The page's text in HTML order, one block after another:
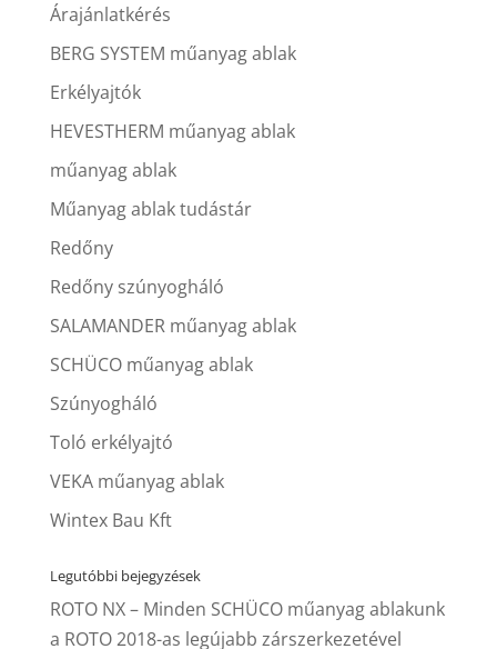
Árajánlatkérés
BERG SYSTEM műanyag ablak
Erkélyajtók
HEVESTHERM műanyag ablak
műanyag ablak
Műanyag ablak tudástár
Redőny
Redőny szúnyogháló
SALAMANDER műanyag ablak
SCHÜCO műanyag ablak
Szúnyogháló
Toló erkélyajtó
VEKA műanyag ablak
Wintex Bau Kft
Legutóbbi bejegyzések
ROTO NX – Minden SCHÜCO műanyag ablakunk
a ROTO 2018-as legújabb zárszerkezetével